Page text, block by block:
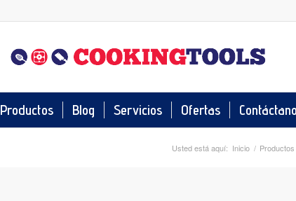
Productos Blog Servicios Ofertas
Usted está aquí: Inicio / Productos